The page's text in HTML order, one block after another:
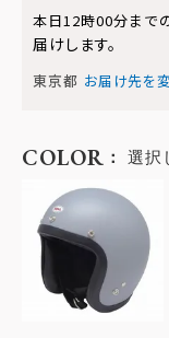
本日12時00分まで
届けします。
東京都 お届け先を
COLOR 選択